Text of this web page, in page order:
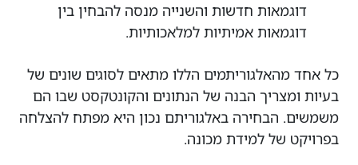
דוגמאות חדשות והשנייה מנסה להבחין בין
דוגמאות אמיתיות למלאכותיות.
כל אחד מהאלגוריתמים הללו מתאים לסוגים שונים של
בעיות ומצריך הבנה של הנתונים והקונטקסט שבו הם
משמשים. הבחירה באלגוריתם נכון היא מפתח להצלחה
בפרויקט של למידת מכונה.